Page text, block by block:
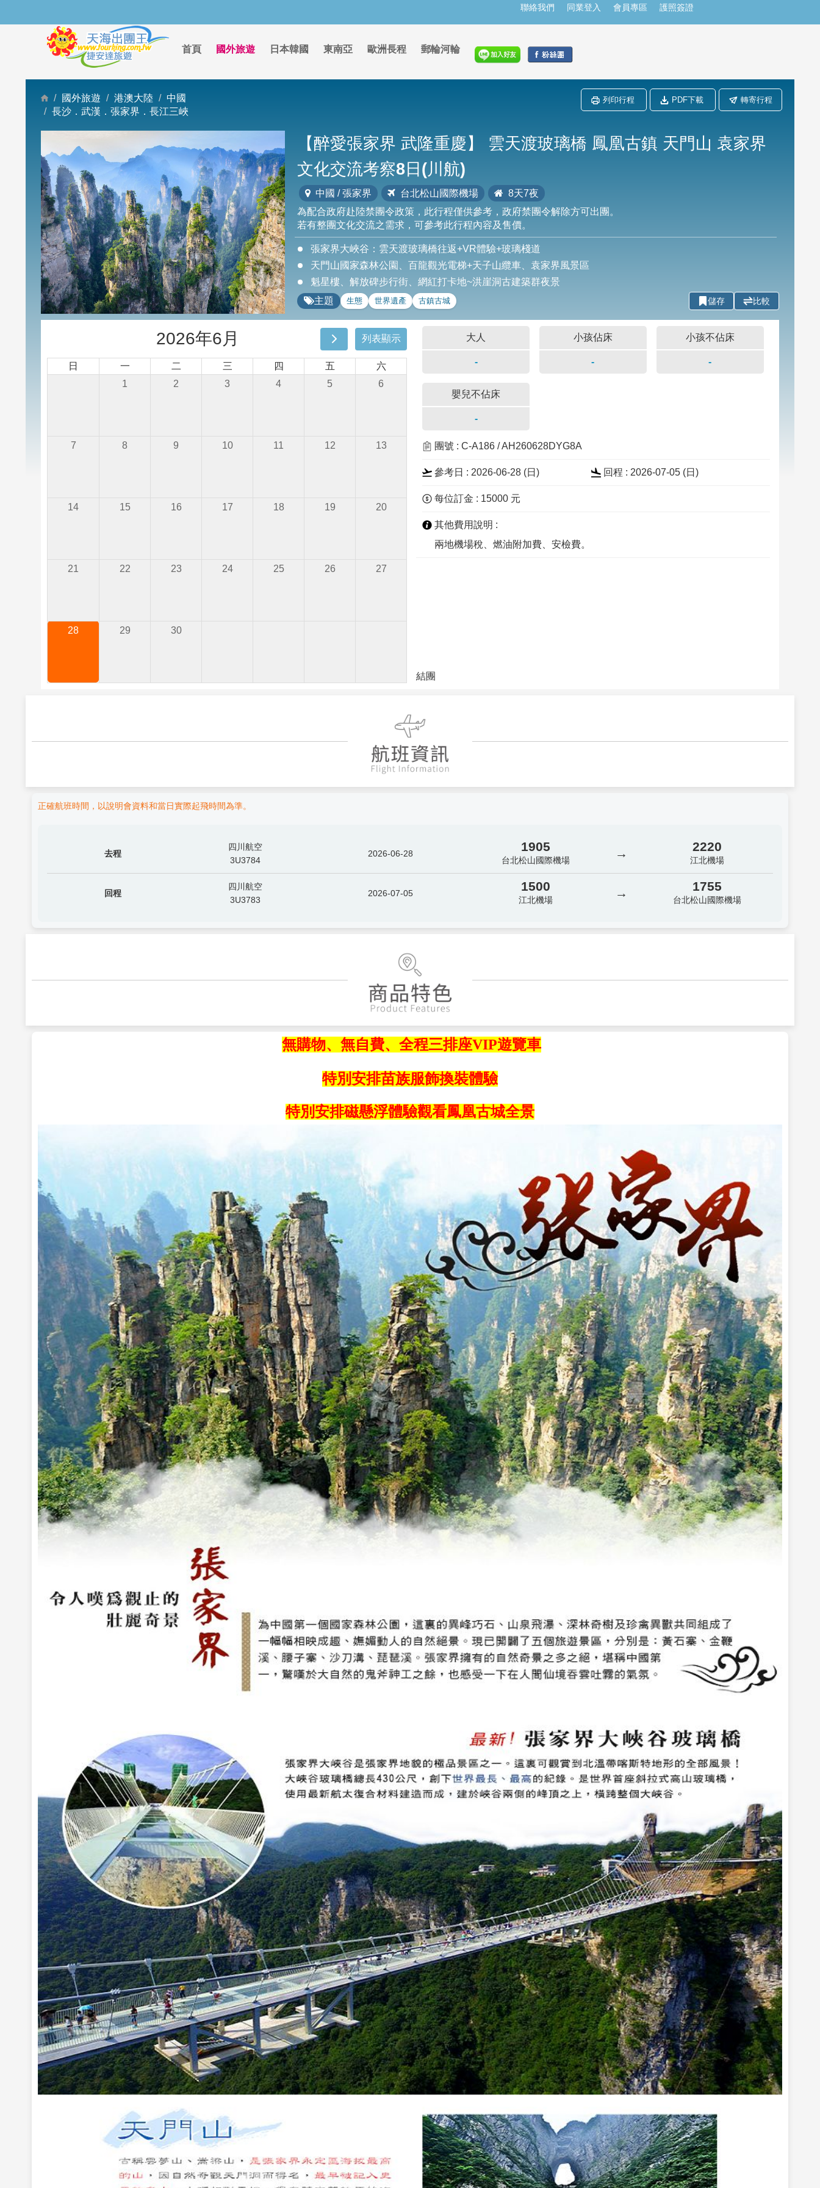
聯絡我們 同業登入 會員專區 護照簽證
首頁 國外旅遊 日本韓國 東南亞 歐洲長程 郵輪河輪
國外旅遊 港澳大陸
中國
長沙．武漢．張家界．長江三峽
列印行程 PDF下載 轉寄行程
【醉愛張家界 武隆重慶】 雲天渡玻璃橋 鳳凰古鎮 天門山 袁家界
文化交流考察8日(川航)
中國 / 張家界 台北松山國際機場
8天7夜
為配合政府赴陸禁團令政策，此行程僅供參考，政府禁團令解除方可出團。
若有整團文化交流之需求，可參考此行程內容及售價。
張家界大峽谷：雲天渡玻璃橋往返+VR體驗+玻璃棧道
天門山國家森林公園、百龍觀光電梯+天子山纜車、袁家界風景區
魁星樓、解放碑步行街、網紅打卡地~洪崖洞古建築群夜景
主題
生態 世界遺產 古鎮古城 儲存 比較
2026年6月 列表顯示
日 一 二 三 四 五
六
1
2 3 4 5 6
7 8 9 10 11 12 13
14 15 16 17 18 19 20
21 22 23 24 25 26 27
28 29 30
大人 小孩佔床 小孩不佔床
- - -
嬰兒不佔床
-
團號 : C-A186 / AH260628DYG8A
參考日 : 2026-06-28 (日 ) 回程 : 2026-07-05 (日 )
每位訂金 : 15000 元
其他費用說明 :
兩地機場稅、燃油附加費、安檢費。
結團
正確航班時間，以說明會資料和當日實際起飛時間為準。
去程
四川航空
3U3784
2026-06-28 1905
台北松山國際機場 → 2220
江北機場
回程
四川航空
3U3783
2026-07-05 1500
江北機場 → 1755
台北松山國際機場
無購物、無自費、全程三排座VIP遊覽車
特別安排苗族服飾換裝體驗
特別安排磁懸浮體驗觀看鳳凰古城全景